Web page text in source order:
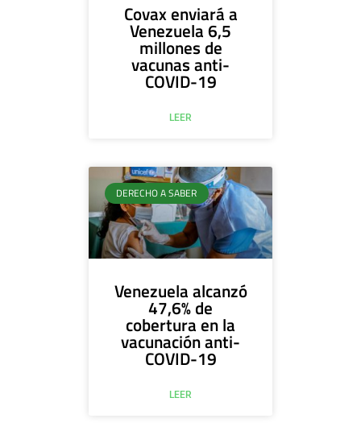
Covax enviará a
Venezuela 6,5
millones de
vacunas anti-
COVID-19
LEER
DERECHO A SABER
Venezuela alcanzó
47,6% de
cobertura en la
vacunación anti-
COVID-19
LEER